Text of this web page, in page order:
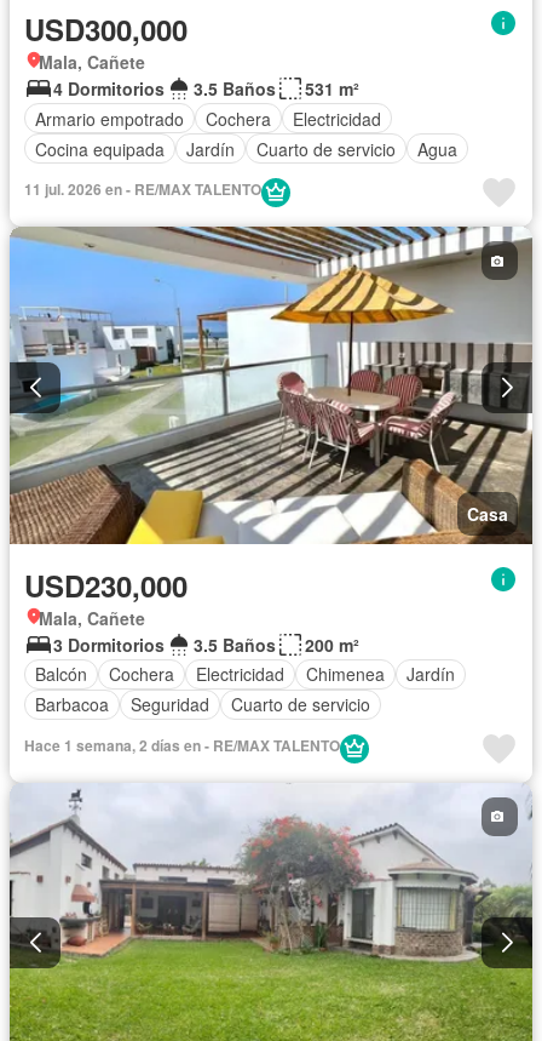
USD300,000
Mala, Cañete
4 Dormitorios
3.5 Baños
531 m²
Armario empotrado
Cochera
Electricidad
Cocina equipada
Jardín Cuarto de servicio Agua
11 jul. 2026 en - RE/MAX TALENTO
Casa
USD230,000
Mala, Cañete
3 Dormitorios
3.5 Baños
200 m²
Balcón
Cochera Electricidad Chimenea
Jardín
Barbacoa
Seguridad Cuarto de servicio
Hace 1 semana, 2 días en - RE/MAX TALENTO